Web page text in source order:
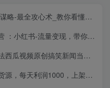
术_教你看懂人性没有搞不定的人（21节课+资料）
-流量变现，带你轻松玩转小红书（23节视频课）
原创搞笑新闻当天有收益单号日赚300+项目
，每天利润1000，上架即出单